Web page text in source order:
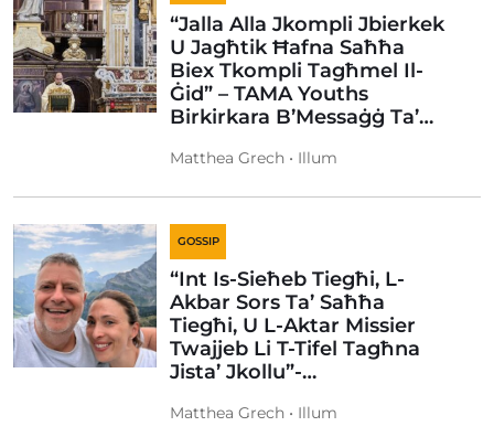
“Jalla Alla Jkompli Jbierkek
U Jagħtik Ħafna Saħħa
Biex Tkompli Tagħmel Il-
Ġid” – TAMA Youths
Birkirkara B’Messaġġ Ta’…
Matthea Grech • Illum
GOSSIP
“Int Is-Sieħeb Tiegħi, L-
Akbar Sors Ta’ Saħħa
Tiegħi, U L-Aktar Missier
Twajjeb Li T-Tifel Tagħna
Jista’ Jkollu”-…
Matthea Grech • Illum